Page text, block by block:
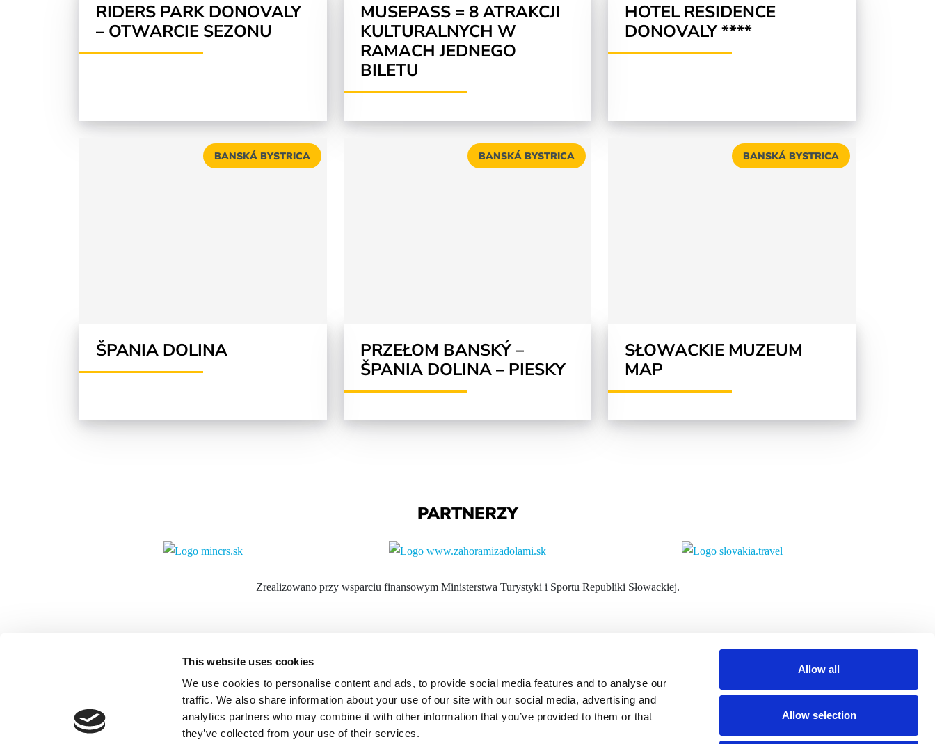
This website uses cookies
We use cookies to personalise content and ads, to provide social media features and to analyse our
traffic. We also share information about your use of our site with our social media, advertising and
analytics partners who may combine it with other information that you’ve provided to them or that
they’ve collected from your use of their services.
Allow all
Allow selection
RIDERS PARK DONOVALY
– OTWARCIE SEZONU
MUSEPASS = 8 ATRAKCJI
KULTURALNYCH W
RAMACH JEDNEGO
BILETU
HOTEL RESIDENCE
DONOVALY ****
BANSKÁ BYSTRICA
ŠPANIA DOLINA
BANSKÁ BYSTRICA
PRZEŁOM BANSKÝ –
ŠPANIA DOLINA – PIESKY
BANSKÁ BYSTRICA
SŁOWACKIE MUZEUM
MAP
PARTNERZY
Zrealizowano przy wsparciu finansowym Ministerstwa Turystyki i Sportu Republiki Słowackiej.
OOCR Stredné Slovensko
Námestie SNP 1 (Budynek ratusza)
Banská Bystrica
E-mail:info@centralslovakia.eu
Telefon:+421 48 433 0850